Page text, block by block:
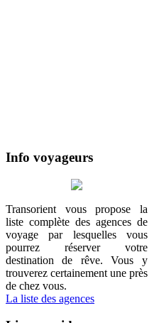
Info voyageurs
Transorient vous propose la
liste complète des agences de
voyage par lesquelles vous
pourrez réserver votre
destination de rêve. Vous y
trouverez certainement une près
de chez vous.
La liste des agences